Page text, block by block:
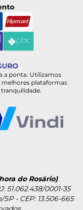
a ponta. Utilizamos
melhores plataformas
do Rosário)
51.062.438/0001-35
- CEP: 13.506-665